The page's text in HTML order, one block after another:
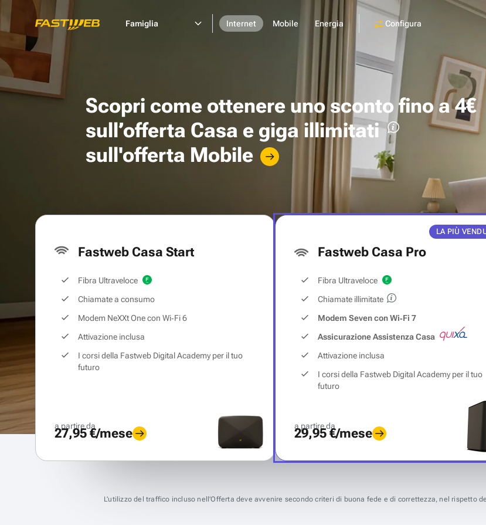
Famiglia Internet Mobile Energia Configura
Scopri come ottenere unosconto fino a 4€
sull’offerta Casa e giga illimitati
sull'offerta Mobile
Fastweb Casa Start
Fibra Ultraveloce
Chiamate a consumo
Modem NeXXt One con Wi‑Fi 6
Attivazione inclusa
I corsi della Fastweb Digital Academy per il tuo
futuro
a partire da
27,95 €/mese
LA PIÙ
Fastweb Casa Pro
Fibra Ultraveloce
Chiamate illimitate
Modem Seven con Wi‑Fi 7
Assicurazione Assistenza Casa
Attivazione inclusa
I corsi della Fastweb Digital Academy per il tuo
futuro
a partire da
29,95 €/mese
L’utilizzo del traffico incluso nell’Offerta deve avvenire secondo criteri di buona fede e di correttezza, nel rispetto